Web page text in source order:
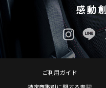
感動
ご利用ガイド